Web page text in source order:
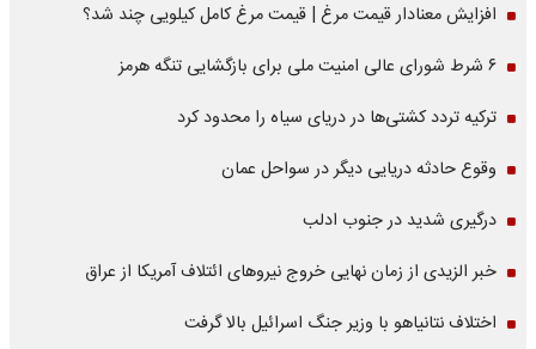
افزایش معنادار قیمت مرغ | قیمت مرغ کامل کیلویی چند شد؟
۶ شرط شورای عالی امنیت ملی برای بازگشایی تنگه هرمز
ترکیه تردد کشتی‌ها در دریای سیاه را محدود کرد
وقوع حادثه دریایی دیگر در سواحل عمان
درگیری شدید در جنوب ادلب
خبر الزیدی از زمان نهایی خروج نیروهای ائتلاف آمریکا از عراق
اختلاف نتانیاهو با وزیر جنگ اسرائیل بالا گرفت